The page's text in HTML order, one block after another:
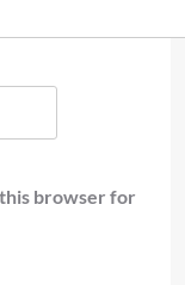
browser for